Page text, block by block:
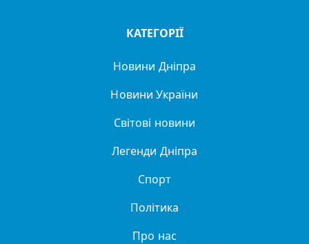
КАТЕГОРІЇ
Новини Дніпра
Новини України
Світові новини
Легенди Дніпра
Спорт
Політика
Про нас